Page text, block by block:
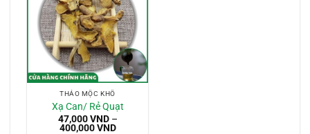
THẢO MỘC KHÔ
Xạ Can/ Rẻ Quạt
47,000VND –
400,000VNDKhoảng